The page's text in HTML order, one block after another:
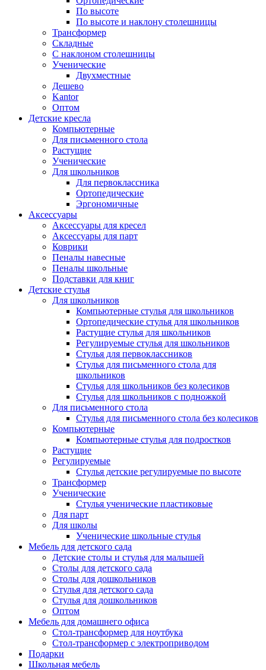
По высоте
По высоте и наклону столешницы
Трансформер
Складные
С наклоном столешницы
Ученические
Двухместные
Дешево
Kantor
Оптом
Детские кресла
Компьютерные
Для письменного стола
Растущие
Ученические
Для школьников
Для первоклассника
Ортопедические
Эргономичные
Аксессуары
Аксессуары для кресел
Аксессуары для парт
Коврики
Пеналы навесные
Пеналы школьные
Подставки для книг
Детские стулья
Для школьников
Компьютерные стулья для школьников
Ортопедические стулья для школьников
Растущие стулья для школьников
Регулируемые стулья для школьников
Стулья для первоклассников
Стулья для письменного стола для
школьников
Стулья для школьников без колесиков
Стулья для школьников с подножкой
Для письменного стола
Стулья для письменного стола без колесиков
Компьютерные
Компьютерные стулья для подростков
Растущие
Регулируемые
Стулья детские регулируемые по высоте
Трансформер
Ученические
Стулья ученические пластиковые
Для парт
Для школы
Ученические школьные стулья
Мебель для детского сада
Детские столы и стулья для малышей
Столы для детского сада
Столы для дошкольников
Стулья для детского сада
Стулья для дошкольников
Оптом
Мебель для домашнего офиса
Стол-трансформер для ноутбука
Стол-трансформер с электроприводом
Подарки
Школьная мебель